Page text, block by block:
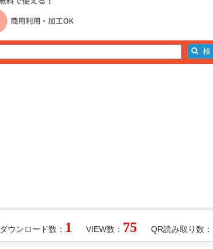
QR読み取り数：
VIEW数： 75
ダウンロード数： 1